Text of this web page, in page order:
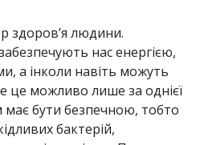
здоров’я людини.
нас енергією,
а інколи навіть можуть
це можливо лише за однієї
бути безпечною, тобто
бактерій,